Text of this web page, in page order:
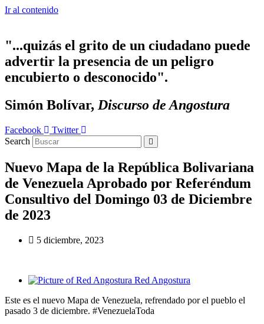
Ir al contenido
"...quizás el grito de un ciudadano puede
advertir la presencia de un peligro
encubierto o desconocido".
Simón Bolívar, Discurso de Angostura
Facebook
Twitter
Search
Nuevo Mapa de la República Bolivariana
de Venezuela Aprobado por Referéndum
Consultivo del Domingo 03 de Diciembre
de 2023
5 diciembre, 2023
Red Angostura
Este es el nuevo Mapa de Venezuela, refrendado por el pueblo el
pasado 3 de diciembre. #VenezuelaToda